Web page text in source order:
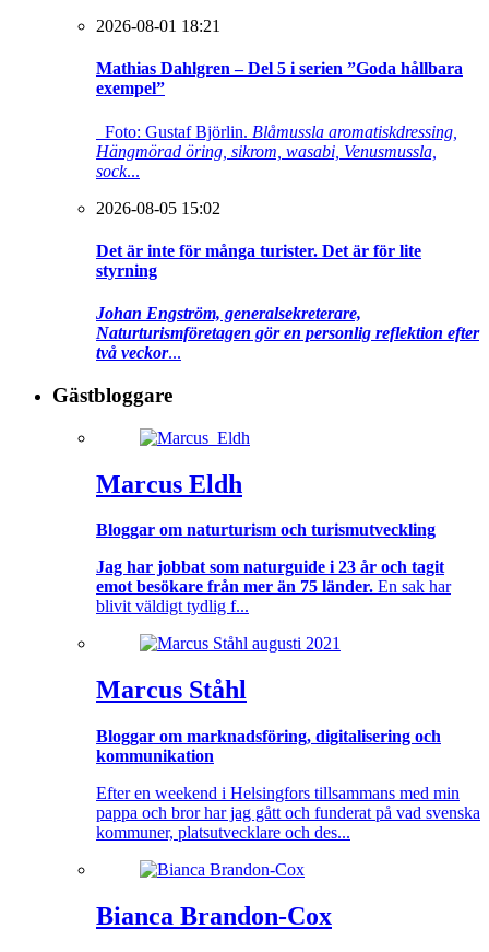
2026-08-01 18:21
Mathias Dahlgren – Del 5 i serien ”Goda hållbara
exempel”
Foto: Gustaf Björlin. Blåmussla aromatiskdressing,
Hängmörad öring, sikrom, wasabi, Venusmussla,
sock...
2026-08-05 15:02
Det är inte för många turister. Det är för lite
styrning
Johan Engström, generalsekreterare,
Naturturismföretagen gör en personlig reflektion efter
två veckor...
Gästbloggare
Marcus Eldh
Bloggar om naturturism och turismutveckling
Jag har jobbat som naturguide i 23 år och tagit
emot besökare från mer än 75 länder. En sak har
blivit väldigt tydlig f...
Marcus Ståhl
Bloggar om marknadsföring, digitalisering och
kommunikation
Efter en weekend i Helsingfors tillsammans med min
pappa och bror har jag gått och funderat på vad svenska
kommuner, platsutvecklare och des...
Bianca Brandon-Cox